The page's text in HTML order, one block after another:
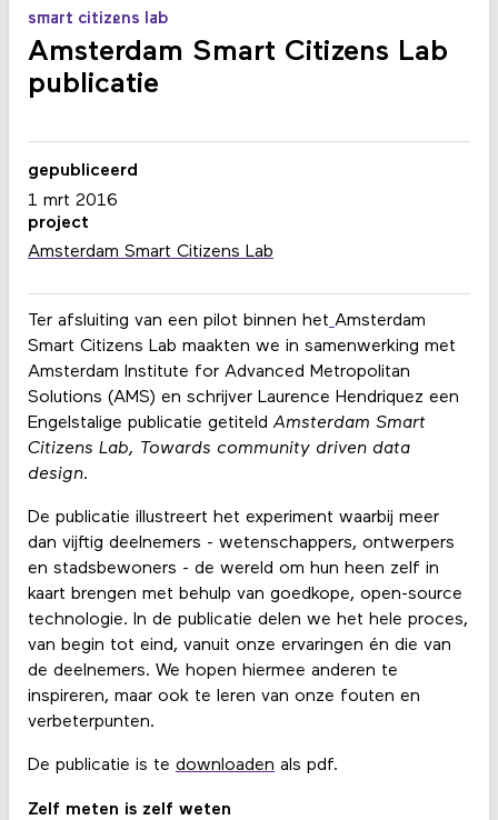
smart citizens lab
Amsterdam Smart Citizens Lab
publicatie
Ter afsluiting van een pilot binnen het Amsterdam
Smart Citizens Lab maakten we in samenwerking met
Amsterdam Institute for Advanced Metropolitan
Solutions (AMS) en schrijver Laurence Hendriquez een
Engelstalige publicatie getiteldAmsterdam Smart
Citizens Lab, Towards community driven data
design.
De publicatie illustreert het experiment waarbij meer
dan vijftig deelnemers - wetenschappers, ontwerpers
en stadsbewoners - de wereld om hun heen zelf in
kaart brengen met behulp van goedkope, open-source
technologie. In de publicatie delen we het hele proces,
van begin tot eind, vanuit onze ervaringen én die van
de deelnemers. We hopen hiermee anderen te
inspireren, maar ook te leren van onze fouten en
verbeterpunten.
De publicatie is te downloaden als pdf.
Zelf meten is zelf weten
gepubliceerd
1 mrt 2016
project
Amsterdam Smart Citizens Lab